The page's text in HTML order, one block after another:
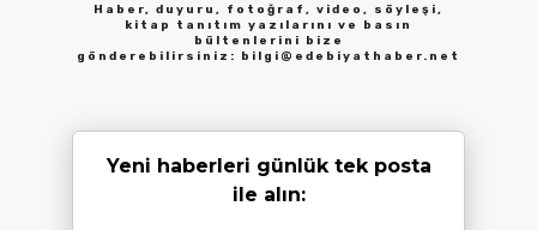
Haber, duyuru, fotoğraf, video, söyleşi,
kitap tanıtım yazılarını ve basın
bültenlerini bize
gönderebilirsiniz: bilgi@edebiyathaber.net
Yeni haberleri günlük tek posta
ile alın: